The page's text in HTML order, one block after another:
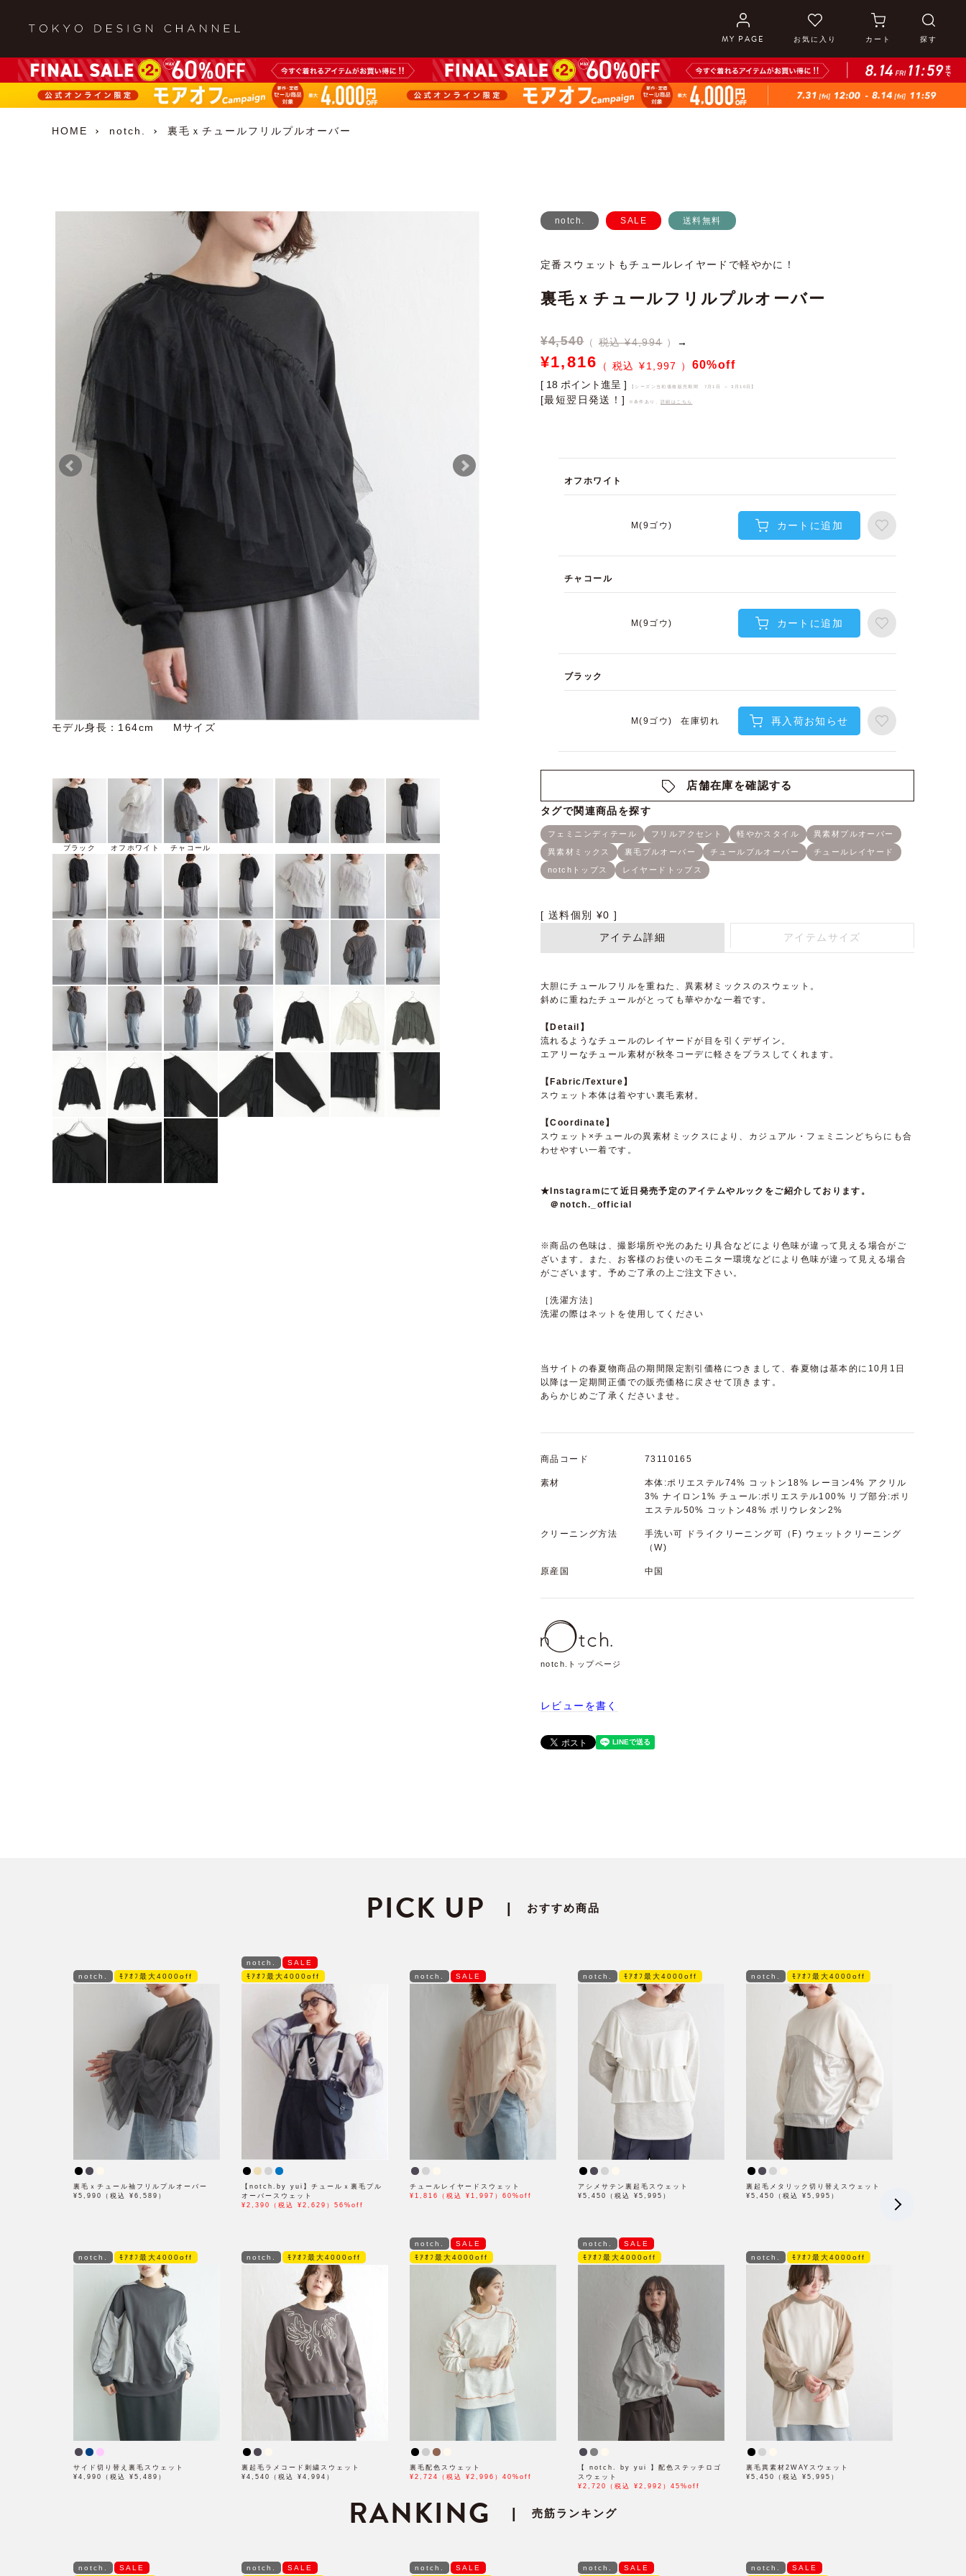
MY PAGE お気に入り カート 探す
HOME notch. 裏毛ｘチュールフリルプルオーバー
モデル身長：164cm Mサイズ
ブラック オフホワイト チャコール
notch. SALE 送料無料
定番スウェットもチュールレイヤードで軽やかに！
裏毛ｘチュールフリルプルオーバー
¥4,540 税込 ¥4,994 →
¥1,816 ¥1,997 60%off
[ 18 ポイント進呈 ] 【シーズン当初価格販売期間 7月1日 ～ 3月10日 】
[最短翌日発送！] ※条件あり、 詳細はこちら
オフホワイト
M(9ゴウ) カートに追加
チャコール
M(9ゴウ) カートに追加
ブラック
M(9ゴウ) 在庫切れ 再入荷お知らせ
店舗在庫を確認する
送料個別 ¥0
アイテム詳細
アイテムサイズ
大胆にチュールフリルを重ねた、異素材ミックスのスウェット。
斜めに重ねたチュールがとっても華やかな一着です。
【Detail】
流れるようなチュールのレイヤードが目を引くデザイン。
エアリーなチュール素材が秋冬コーデに軽さをプラスしてくれます。
【Fabric/Texture】
スウェット本体は着やすい裏毛素材。
【Coordinate】
スウェット×チュールの異素材ミックスにより、カジュアル・フェミニンどちらにも合
わせやすい一着です。
★Instagramにて近日発売予定のアイテムやルックをご紹介しております。
＠notch._official
※商品の色味は、撮影場所や光のあたり具合などにより色味が違って見える場合がご
ざいます。また、お客様のお使いのモニター環境などにより色味が違って見える場合
がございます。予めご了承の上ご注文下さい。
［洗濯方法］
洗濯の際はネットを使用してください
当サイトの春夏物商品の期間限定割引価格につきまして、春夏物は基本的に10月1日
以降は一定期間正価での販売価格に戻させて頂きます。
あらかじめご了承くださいませ。
商品コード 73110165
素材
本体:ポリエステル74% コットン18% レーヨン4% アクリル
3% ナイロン1% チュール:ポリエステル100% リブ部分:ポリ
エステル50% コットン48% ポリウレタン2%
クリーニング方法
手洗い可 ドライクリーニング可（F) ウェットクリーニング
（W)
原産国 中国
notch.トップページ
レビューを書く
PICK UP おすすめ商品
notch. ﾓｱｵﾌ最大4000off
裏毛ｘチュール袖フリルプルオーバー
¥5,990（税込 ¥6,589）
notch.
SALE
ﾓｱｵﾌ最大4000off
【notch.by yui】チュールｘ裏毛プル
オーバースウェット
¥2,390（税込 ¥2,629）56%off
notch. SALE
チュールレイヤードスウェット
¥1,816（税込 ¥1,997）60%off
notch. ﾓｱｵﾌ最大4000off
アシメサテン裏起毛スウェット
¥5,450（税込 ¥5,995）
notch. ﾓｱｵﾌ最大4000off
裏起毛メタリック切り替えスウェット
¥5,450（税込 ¥5,995）
notch. ﾓｱｵﾌ最大4000off
サイド切り替え裏毛スウェット
¥4,990（税込 ¥5,489）
notch. ﾓｱｵﾌ最大4000off
裏起毛ラメコード刺繍スウェット
¥4,540（税込 ¥4,994）
notch.
SALE
ﾓｱｵﾌ最大4000off
裏毛配色スウェット
¥2,724（税込 ¥2,996）40%off
notch.
SALE
ﾓｱｵﾌ最大4000off
【 notch. by yui 】配色ステッチロゴ
スウェット
¥2,720（税込 ¥2,992）45%off
notch. ﾓｱｵﾌ最大4000off
裏毛異素材2WAYスウェット
¥5,450（税込 ¥5,995）
RANKING | 売筋ランキング
notch. SALE notch. SALE notch. SALE notch. SALE notch. SALE